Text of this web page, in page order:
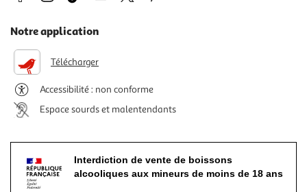
Notre application
Télécharger
Accessibilité : non conforme
Espace sourds et malentendants
Interdiction de vente de boissons
alcooliques aux mineurs de moins de 18 ans